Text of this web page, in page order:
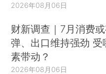
2026年08月06日
财新调查｜7月消费
弹、出口维持强劲 受
素带动？
2026年08月06日